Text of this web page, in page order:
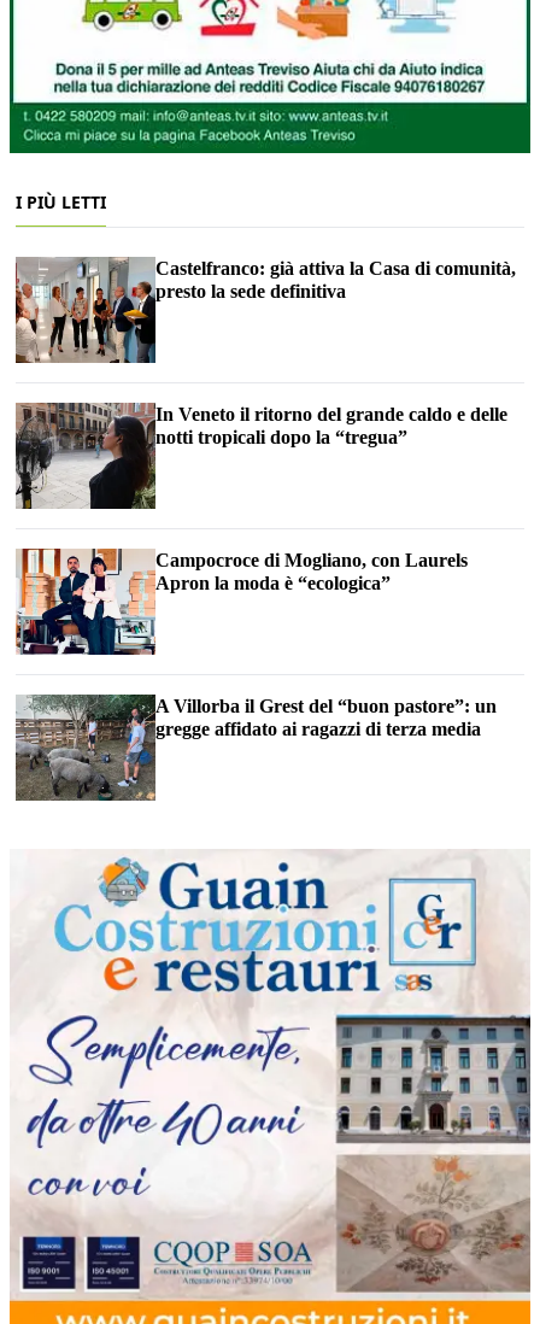
I PIÙ LETTI
Castelfranco: già attiva la Casa di comunità,
presto la sede definitiva
In Veneto il ritorno del grande caldo e delle
notti tropicali dopo la “tregua”
Campocroce di Mogliano, con Laurels
Apron la moda è “ecologica”
A Villorba il Grest del “buon pastore”: un
gregge affidato ai ragazzi di terza media